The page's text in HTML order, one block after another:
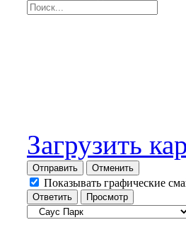
Загрузить
Отправить Отменить
Показывать графические